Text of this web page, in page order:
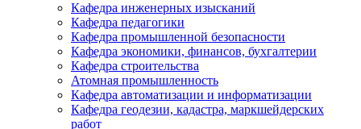
Кафедра инженерных изысканий
Кафедра педагогики
Кафедра промышленной безопасности
Кафедра экономики, финансов, бухгалтерии
Кафедра строительства
Атомная промышленность
Кафедра автоматизации и информатизации
Кафедра геодезии, кадастра, маркшейдерских
работ